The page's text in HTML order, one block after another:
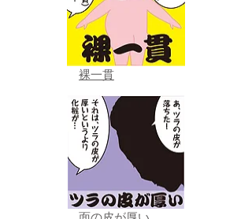
裸一貫